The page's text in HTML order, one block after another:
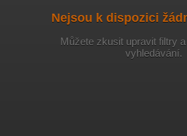
Nejsou k dispozici
Můžete zkusit upravit filtry
vyhledávání.